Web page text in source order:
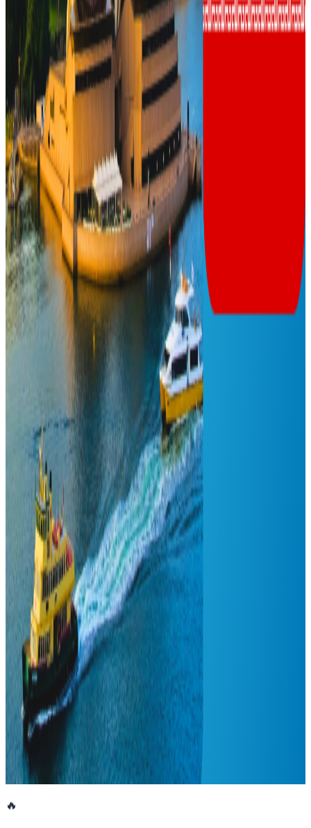
प्रतिक्रिया दिनुहोस
टिप्पणीहरू लोड हुँदैछ…
सम्बन्धित समाचार
बच्चा जन्माउन अमेरिका जानेहरूका लागि ट्रम्पको नयाँ
झट्का
२०२६ अगस्ट ८
नेपालमा महिला विदेशी पर्यटकको आकर्षण बढ्दो
२०२६ जुलाई २७
विद्यार्थीलाई विश्वविद्यालयको चेतावनी: जन्तर-मन्तर
प्रदर्शनमा गए कारबाही हुनेछ
२०२६ जुलाई २५
इरान–अमेरिका युद्धविराम मध्यस्थतापछि
पाकिस्तानको अमेरिकासँग माग्यो १० अर्ब डलर
सहायता
२०२६ जुलाई २४
भारतमा संसद मार्चमा प्रहरी-प्रदर्शनकारीबीच झडप
२०२६ जुलाई २१
मध्यपूर्वका नेपाली : ११ जना पक्राउ, अरु अवस्था के छ
?
२०२६ अप्रिल ४
प्रधानमन्त्री बालेन्द्र शाहलाई मोदीको बधाई
२०२६ मार्च २८
अष्ट्रेलियाले रोक्यो इरानी पर्यटकहरूको प्रवेश
२०२६ मार्च २७
🔥